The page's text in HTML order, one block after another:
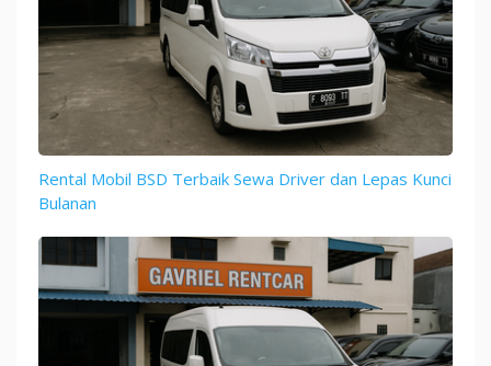
Rental Mobil BSD Terbaik Sewa Driver dan Lepas Kunci
Bulanan